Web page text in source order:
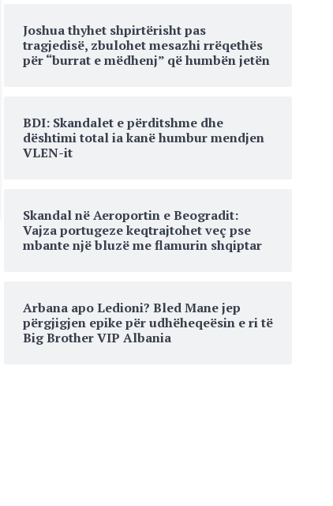
Joshua thyhet shpirtërisht pas
tragjedisë, zbulohet mesazhi rrëqethës
për “burrat e mëdhenj” që humbën jetën
BDI: Skandalet e përditshme dhe
dështimi total ia kanë humbur mendjen
VLEN-it
Skandal në Aeroportin e Beogradit:
Vajza portugeze keqtrajtohet veç pse
mbante një bluzë me flamurin shqiptar
Arbana apo Ledioni? Bled Mane jep
përgjigjen epike për udhëheqeësin e ri të
Big Brother VIP Albania